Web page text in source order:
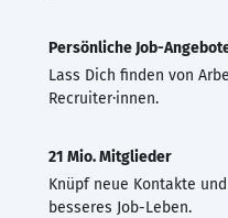
Persönliche Job-
Lass Dich finden von
Recruiter·innen.
21 Mio. Mitglieder
Knüpf neue Kontakte
besseres Job-Leben.